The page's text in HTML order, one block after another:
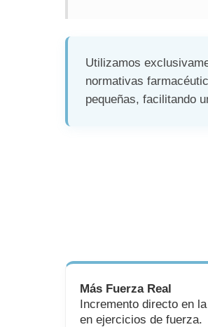
Utilizamos
normativas
pequeñas, facilitando
Más Fuerza Real
Incremento directo en
en ejercicios de fuerza.